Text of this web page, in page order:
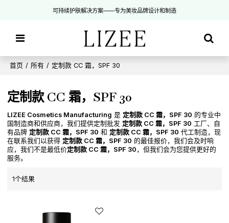
可持续护肤解决方案——专为美妆品牌设计和制造
首页 / 所有 / 定制款 CC 霜，SPF 30
定制款 CC 霜，SPF 30
LIZEE Cosmetics Manufacturing 是 定制款 CC 霜，SPF 30 的专业中
国制造商和供应商，我们提供定制批发 定制款 CC 霜，SPF 30 工厂、自
有品牌 定制款 CC 霜，SPF 30 和 定制款 CC 霜，SPF 30 代工制造，现
在联系我们以获得 定制款 CC 霜，SPF 30 的最佳报价，我们会及时响
应，我们不是最低价定制款 CC 霜，SPF 30 ，但我们会为您提供更好的
服务。
1个结果